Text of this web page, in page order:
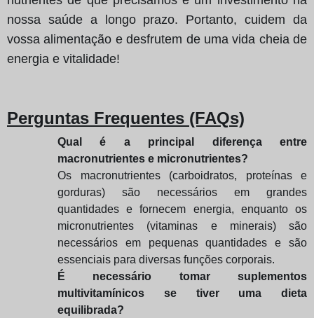
nossa saúde a longo prazo. Portanto, cuidem da
vossa alimentação e desfrutem de uma vida cheia de
energia e vitalidade!
Perguntas Frequentes (FAQs)
Qual é a principal diferença entre
macronutrientes e micronutrientes?
Os macronutrientes (carboidratos, proteínas e
gorduras) são necessários em grandes
quantidades e fornecem energia, enquanto os
micronutrientes (vitaminas e minerais) são
necessários em pequenas quantidades e são
essenciais para diversas funções corporais.
É necessário tomar suplementos
multivitamínicos se tiver uma dieta
equilibrada?